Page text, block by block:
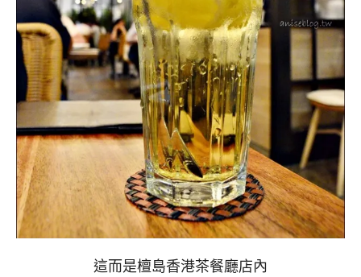
這而是檀島香港茶餐廳店內